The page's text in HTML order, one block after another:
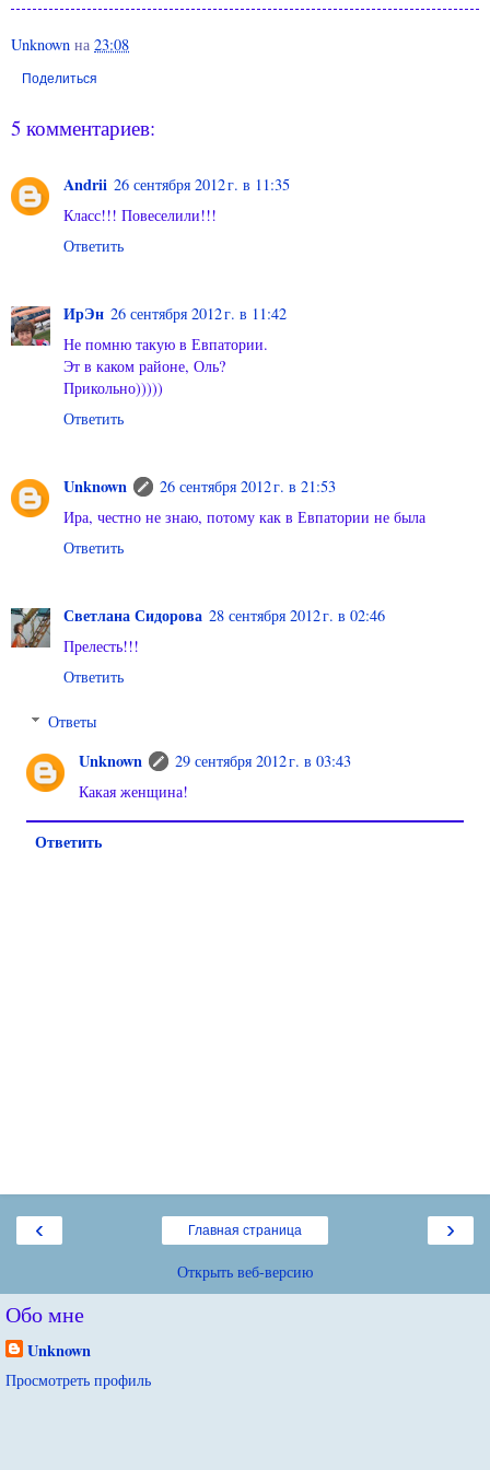
Unknown на 23:08
Поделиться
5 комментариев:
Andrii 26 сентября 2012 г. в 11:35
Класс!!! Повеселили!!!
Ответить
ИрЭн 26 сентября 2012 г. в 11:42
Не помню такую в Евпатории.
Эт в каком районе, Оль?
Прикольно)))))
Ответить
Unknown
26 сентября 2012 г. в 21:53
Ира, честно не знаю, потому как в Евпатории не была
Ответить
Светлана Сидорова 28 сентября 2012 г. в 02:46
Прелесть!!!
Ответить
Ответы
Unknown
29 сентября 2012 г. в 03:43
Какая женщина!
Ответить
‹ ›
Главная страница
Открыть веб-версию
Обо мне
Unknown
Просмотреть профиль